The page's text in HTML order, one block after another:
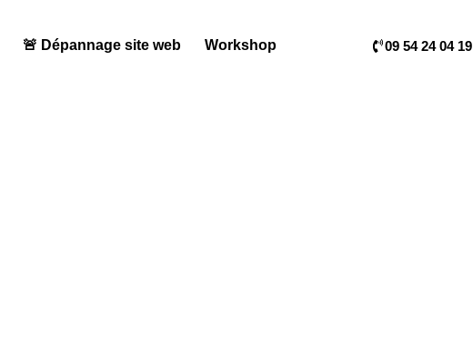
🚨 Dépannage site web Workshop 09 54 24 04 19